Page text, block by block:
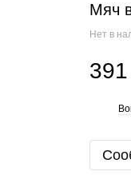
Мяч
Нет в
391